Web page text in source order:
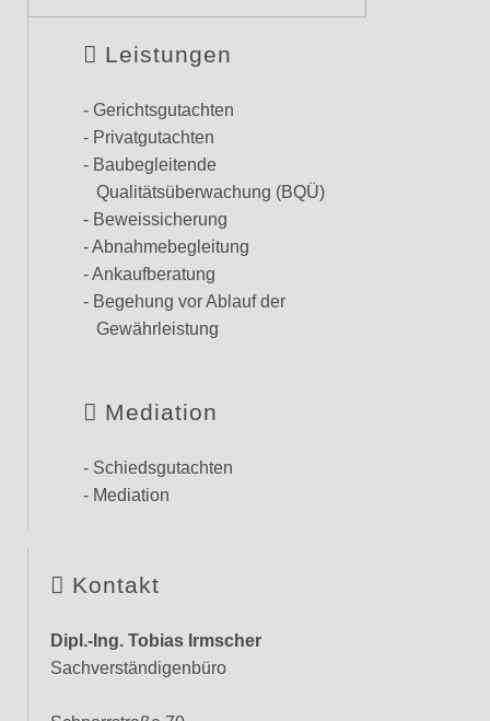
Leistungen
- Gerichtsgutachten
- Privatgutachten
- Baubegleitende
Qualitätsüberwachung (BQÜ)
- Beweissicherung
- Abnahmebegleitung
- Ankaufberatung
- Begehung vor Ablauf der
Gewährleistung
Mediation
- Schiedsgutachten
- Mediation
Kontakt
Dipl.-Ing. Tobias Irmscher
Sachverständigenbüro